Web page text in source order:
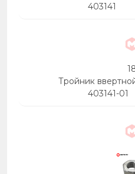
403141
Тройник
403141-01